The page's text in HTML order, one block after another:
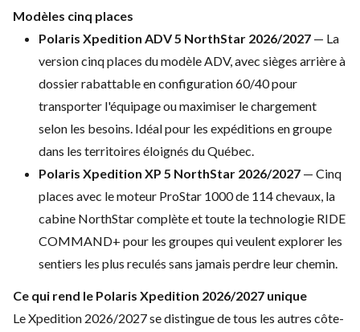
Modèles cinq places
Polaris Xpedition ADV 5 NorthStar 2026/2027 — La
version cinq places du modèle ADV, avec sièges arrière à
dossier rabattable en configuration 60/40 pour
transporter l'équipage ou maximiser le chargement
selon les besoins. Idéal pour les expéditions en groupe
dans les territoires éloignés du Québec.
Polaris Xpedition XP 5 NorthStar 2026/2027 — Cinq
places avec le moteur ProStar 1000 de 114 chevaux, la
cabine NorthStar complète et toute la technologie RIDE
COMMAND+ pour les groupes qui veulent explorer les
sentiers les plus reculés sans jamais perdre leur chemin.
Ce qui rend le Polaris Xpedition 2026/2027 unique
Le Xpedition 2026/2027 se distingue de tous les autres côte-